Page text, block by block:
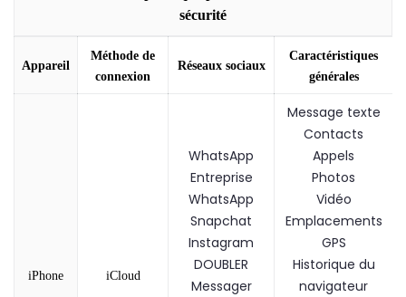
sécurité
Appareil
Méthode de
connexion
Réseaux sociaux
Caractéristiques
générales
iPhone iCloud
WhatsApp
Entreprise
WhatsApp
Snapchat
Instagram
DOUBLER
Messager
Message texte
Contacts
Appels
Photos
Vidéo
Emplacements
GPS
Historique du
navigateur